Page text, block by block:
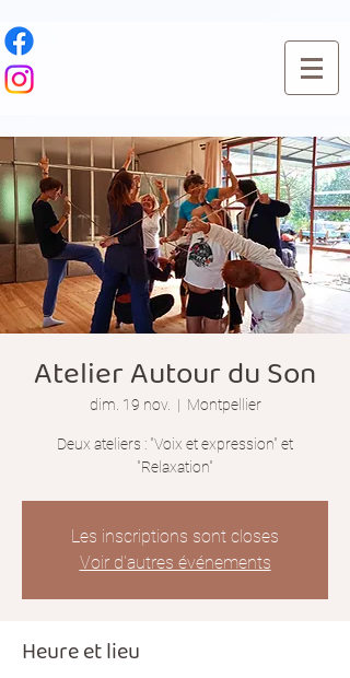
Atelier Autour du Son
dim. 19 nov.
  |
Montpellier
Deux ateliers : "Voix et expression" et
"Relaxation"
Les inscriptions sont closes
Voir d'autres événements
Heure et lieu